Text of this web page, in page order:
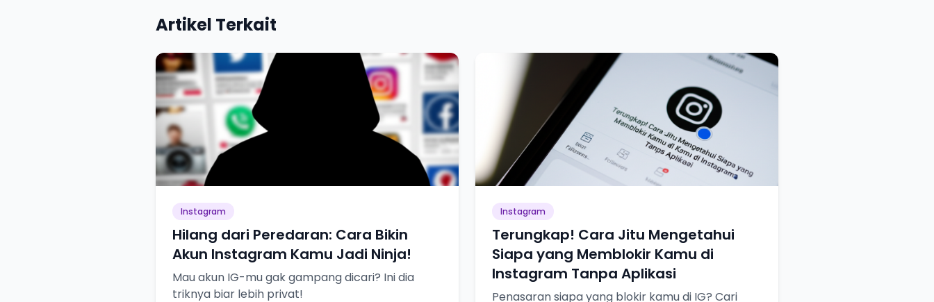
Artikel Terkait
Instagram
Hilang dari Peredaran: Cara Bikin
Akun Instagram Kamu Jadi Ninja!
Mau akun IG-mu gak gampang dicari? Ini dia
triknya biar lebih privat!
Instagram
Terungkap! Cara Jitu Mengetahui
Siapa yang Memblokir Kamu di
Instagram Tanpa Aplikasi
Penasaran siapa yang blokir kamu di IG? Cari